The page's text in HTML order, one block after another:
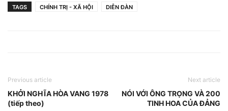
TAGS CHÍNH TRỊ - XÃ HỘI DIỄN ĐÀN
Previous article
KHỞI NGHĨA HÒA VANG 1978
(tiếp theo)
Next article
NÓI VỚI ÔNG TRỌNG VÀ 200
TINH HOA CỦA ĐẢNG